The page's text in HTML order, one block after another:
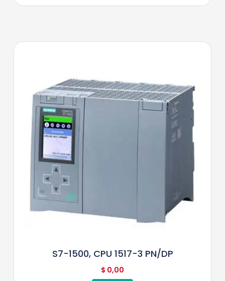
S7-1500, CPU 1517-3 PN/DP
$ 0,00